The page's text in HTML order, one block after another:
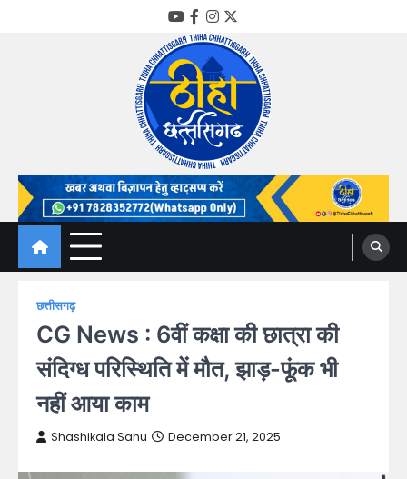
YouTube
Facebook
Instagram
Twitter
Thiha Chhattisgarh
गोठ जन-जन के
छत्तीसगढ़
CG News : 6वीं कक्षा की छात्रा की
संदिग्ध परिस्थिति में मौत, झाड़-फूंक भी
नहीं आया काम
Shashikala Sahu December 21, 2025